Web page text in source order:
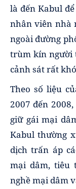
là đến Kabul
nhân viên nhà
ngoài đường
trùm kín người
cảnh sát rất
Theo số liệu
2007 đến
giữ gái mại
Kabul thường
dịch trấn áp
mại dâm, tiêu
nghề mại dâm